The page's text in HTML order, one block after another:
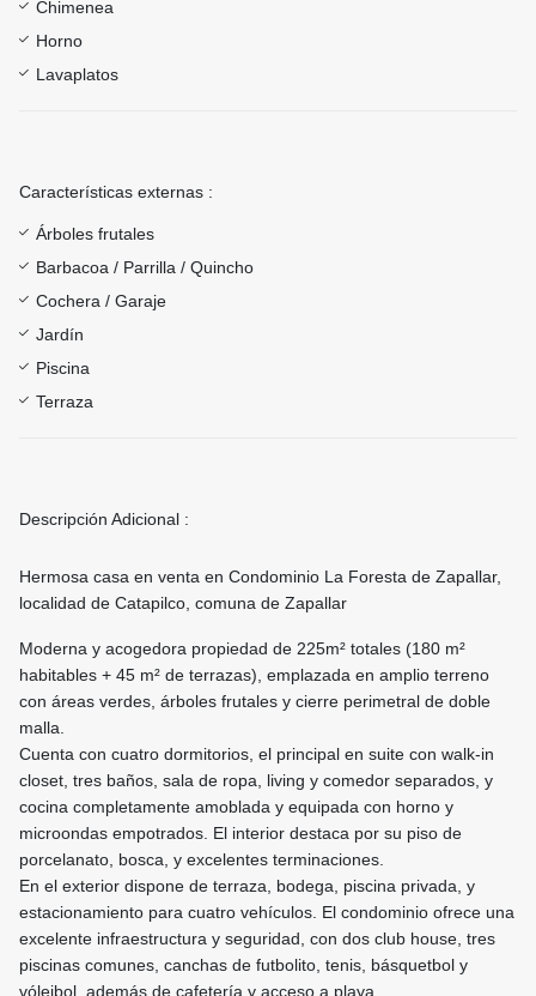
Chimenea
Horno
Lavaplatos
Características externas :
Árboles frutales
Barbacoa / Parrilla / Quincho
Cochera / Garaje
Jardín
Piscina
Terraza
Descripción Adicional :
Hermosa casa en venta en Condominio La Foresta de Zapallar,
localidad de Catapilco, comuna de Zapallar
Moderna y acogedora propiedad de 225m² totales (180 m²
habitables + 45 m² de terrazas), emplazada en amplio terreno
con áreas verdes, árboles frutales y cierre perimetral de doble
malla.
Cuenta con cuatro dormitorios, el principal en suite con walk-in
closet, tres baños, sala de ropa, living y comedor separados, y
cocina completamente amoblada y equipada con horno y
microondas empotrados. El interior destaca por su piso de
porcelanato, bosca, y excelentes terminaciones.
En el exterior dispone de terraza, bodega, piscina privada, y
estacionamiento para cuatro vehículos. El condominio ofrece una
excelente infraestructura y seguridad, con dos club house, tres
piscinas comunes, canchas de futbolito, tenis, básquetbol y
vóleibol, además de cafetería y acceso a playa.